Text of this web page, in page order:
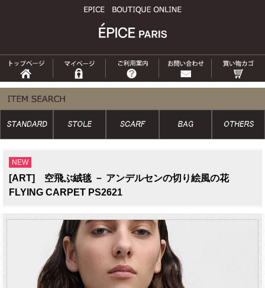
NEW
[ART] 空飛ぶ絨毯 － アンデルセンの切り絵風の花
FLYING CARPET PS2621